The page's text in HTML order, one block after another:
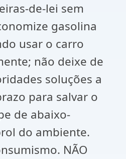
de-lei sem
gasolina
usar o carro
não deixe de
soluções a
para salvar o
de abaixo-
do ambiente.
NÃO